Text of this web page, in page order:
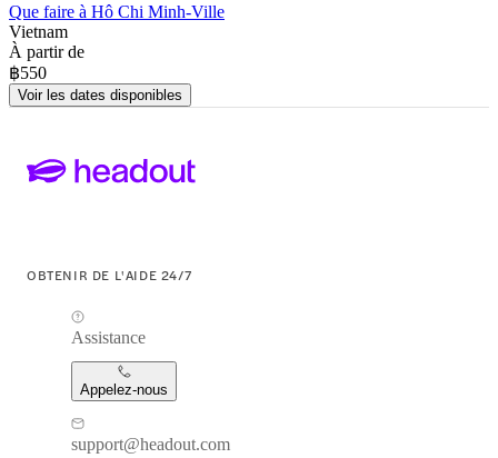
Que faire à Hô Chi Minh-Ville
Vietnam
À partir de
฿550
Voir les dates disponibles
OBTENIR DE L'AIDE 24/7
Assistance
Appelez-nous
support@headout.com